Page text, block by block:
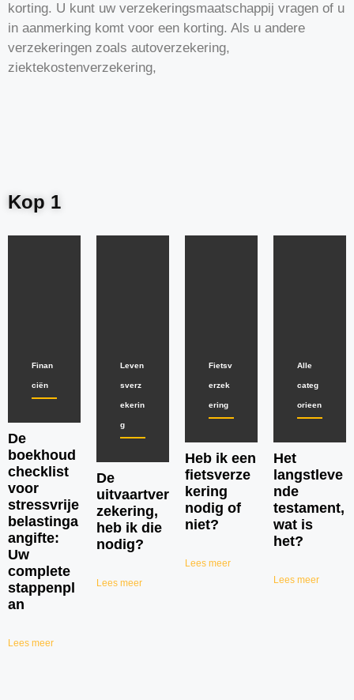
korting. U kunt uw verzekeringsmaatschappij vragen of u
in aanmerking komt voor een korting. Als u andere
verzekeringen zoals autoverzekering,
ziektekostenverzekering,
Kop 1
Finan
ciën
De
boekhoud
checklist
voor
stressvrije
belastinga
angifte:
Uw
complete
stappenpl
an
Lees meer
Leven
sverz
ekerin
g
De
uitvaartver
zekering,
heb ik die
nodig?
Lees meer
Fietsv
erzek
ering
Heb ik een
fietsverze
kering
nodig of
niet?
Lees meer
Alle
categ
orieen
Het
langstleve
nde
testament,
wat is
het?
Lees meer